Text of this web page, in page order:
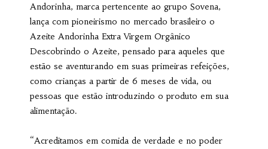
Andorinha, marca pertencente ao grupo Sovena,
lança com pioneirismo no mercado brasileiro o
Azeite Andorinha Extra Virgem Orgânico
Descobrindo o Azeite, pensado para aqueles que
estão se aventurando em suas primeiras refeições,
como crianças a partir de 6 meses de vida, ou
pessoas que estão introduzindo o produto em sua
alimentação.
“Acreditamos em comida de verdade e no poder